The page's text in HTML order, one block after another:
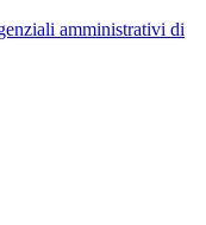
amministrativi di